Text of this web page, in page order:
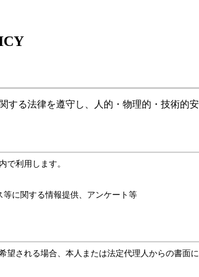
る法律を遵守し、人的・物理的・技術的
で利用します。
に関する情報提供、アンケート等
される場合、本人または法定代理人からの書面